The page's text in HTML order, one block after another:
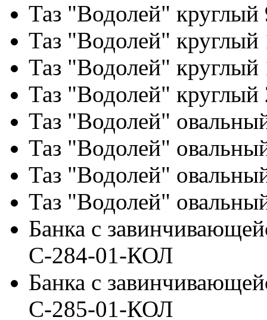
Таз "Водолей" круглый
Таз "Водолей"
Таз "Водолей"
Таз "Водолей"
Таз "Водолей"
Таз "Водолей"
Таз "Водолей"
Таз "Водолей"
Банка с
С-284-01-КОЛ
Банка с
С-285-01-КОЛ